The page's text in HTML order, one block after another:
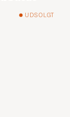
UDSOLGT